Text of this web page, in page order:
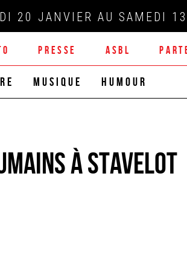
20 JANVIER AU SAMEDI
PRESSE ASBL
MUSIQUE HUMOUR
à STAVELOT‭